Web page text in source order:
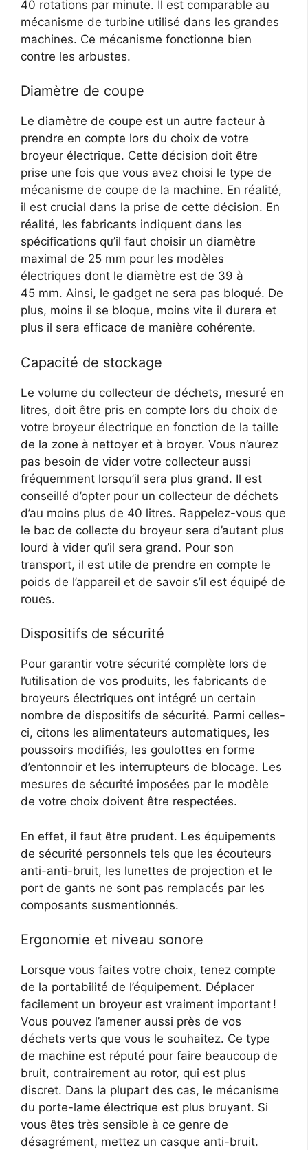
40 rotations par minute. Il est comparable au
mécanisme de turbine utilisé dans les grandes
machines. Ce mécanisme fonctionne bien
contre les arbustes.
Diamètre de coupe
Le diamètre de coupe est un autre facteur à
prendre en compte lors du choix de votre
broyeur électrique. Cette décision doit être
prise une fois que vous avez choisi le type de
mécanisme de coupe de la machine. En réalité,
il est crucial dans la prise de cette décision. En
réalité, les fabricants indiquent dans les
spécifications qu’il faut choisir un diamètre
maximal de 25 mm pour les modèles
électriques dont le diamètre est de 39 à
45 mm. Ainsi, le gadget ne sera pas bloqué. De
plus, moins il se bloque, moins vite il durera et
plus il sera efficace de manière cohérente.
Capacité de stockage
Le volume du collecteur de déchets, mesuré en
litres, doit être pris en compte lors du choix de
votre broyeur électrique en fonction de la taille
de la zone à nettoyer et à broyer. Vous n’aurez
pas besoin de vider votre collecteur aussi
fréquemment lorsqu’il sera plus grand. Il est
conseillé d’opter pour un collecteur de déchets
d’au moins plus de 40 litres. Rappelez-vous que
le bac de collecte du broyeur sera d’autant plus
lourd à vider qu’il sera grand. Pour son
transport, il est utile de prendre en compte le
poids de l’appareil et de savoir s’il est équipé de
roues.
Dispositifs de sécurité
Pour garantir votre sécurité complète lors de
l’utilisation de vos produits, les fabricants de
broyeurs électriques ont intégré un certain
nombre de dispositifs de sécurité. Parmi celles-
ci, citons les alimentateurs automatiques, les
poussoirs modifiés, les goulottes en forme
d’entonnoir et les interrupteurs de blocage. Les
mesures de sécurité imposées par le modèle
de votre choix doivent être respectées.
En effet, il faut être prudent. Les équipements
de sécurité personnels tels que les écouteurs
anti-anti-bruit, les lunettes de projection et le
port de gants ne sont pas remplacés par les
composants susmentionnés.
Ergonomie et niveau sonore
Lorsque vous faites votre choix, tenez compte
de la portabilité de l’équipement. Déplacer
facilement un broyeur est vraiment important !
Vous pouvez l’amener aussi près de vos
déchets verts que vous le souhaitez. Ce type
de machine est réputé pour faire beaucoup de
bruit, contrairement au rotor, qui est plus
discret. Dans la plupart des cas, le mécanisme
du porte-lame électrique est plus bruyant. Si
vous êtes très sensible à ce genre de
désagrément, mettez un casque anti-bruit.